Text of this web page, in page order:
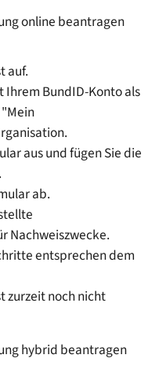
online beantragen
auf.
Ihrem BundID-Konto als
aus und fügen Sie die
ab.
Nachweiszwecke.
entsprechen dem
zurzeit noch nicht
hybrid beantragen